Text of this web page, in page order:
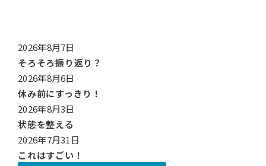
2026年8月7日
そろそろ振り返り？
2026年8月6日
休み前にすっきり！
2026年8月3日
状態を整える
2026年7月31日
これはすごい！